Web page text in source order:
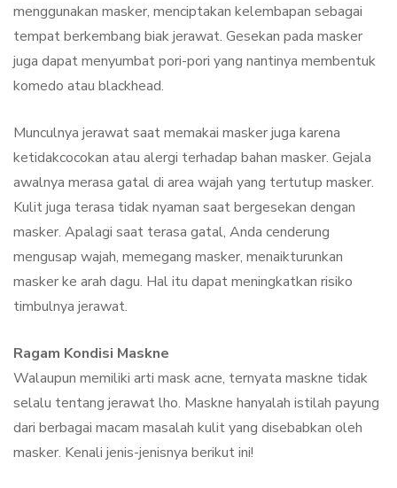
menggunakan masker, menciptakan kelembapan sebagai
tempat berkembang biak jerawat. Gesekan pada masker
juga dapat menyumbat pori-pori yang nantinya membentuk
komedo atau blackhead.
Munculnya jerawat saat memakai masker juga karena
ketidakcocokan atau alergi terhadap bahan masker. Gejala
awalnya merasa gatal di area wajah yang tertutup masker.
Kulit juga terasa tidak nyaman saat bergesekan dengan
masker. Apalagi saat terasa gatal, Anda cenderung
mengusap wajah, memegang masker, menaikturunkan
masker ke arah dagu. Hal itu dapat meningkatkan risiko
timbulnya jerawat.
Ragam Kondisi Maskne
Walaupun memiliki arti mask acne, ternyata maskne tidak
selalu tentang jerawat lho. Maskne hanyalah istilah payung
dari berbagai macam masalah kulit yang disebabkan oleh
masker. Kenali jenis-jenisnya berikut ini!